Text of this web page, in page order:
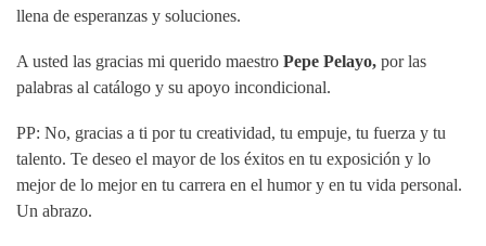
llena de esperanzas y soluciones.
A usted las gracias mi querido maestro Pepe Pelayo, por las
palabras al catálogo y su apoyo incondicional.
PP: No, gracias a ti por tu creatividad, tu empuje, tu fuerza y tu
talento. Te deseo el mayor de los éxitos en tu exposición y lo
mejor de lo mejor en tu carrera en el humor y en tu vida personal.
Un abrazo.